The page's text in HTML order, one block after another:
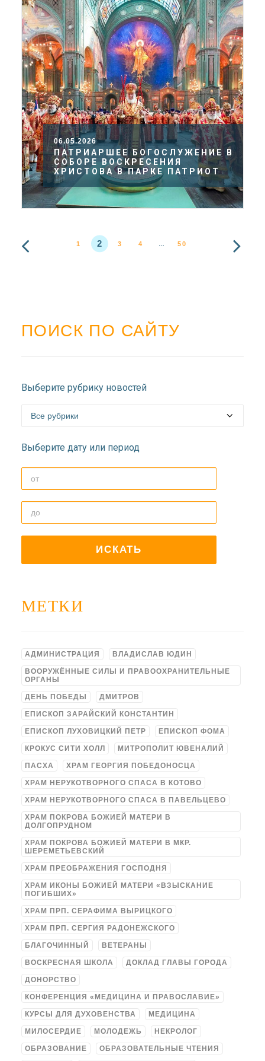
06.05.2026
ПАТРИАРШЕЕ БОГОСЛУЖЕНИЕ В
СОБОРЕ ВОСКРЕСЕНИЯ
ХРИСТОВА В ПАРКЕ ПАТРИОТ
1 2 3 4 … 50
ПОИСК ПО САЙТУ
Выберите рубрику новостей
Выберите дату или период
МЕТКИ
АДМИНИСТРАЦИЯ ВЛАДИСЛАВ ЮДИН
ВООРУЖЁННЫЕ СИЛЫ И ПРАВООХРАНИТЕЛЬНЫЕ
ОРГАНЫ
ДЕНЬ ПОБЕДЫ ДМИТРОВ
ЕПИСКОП ЗАРАЙСКИЙ КОНСТАНТИН
ЕПИСКОП ЛУХОВИЦКИЙ ПЕТР ЕПИСКОП ФОМА
КРОКУС СИТИ ХОЛЛ МИТРОПОЛИТ ЮВЕНАЛИЙ
ПАСХА ХРАМ ГЕОРГИЯ ПОБЕДОНОСЦА
ХРАМ НЕРУКОТВОРНОГО СПАСА В КОТОВО
ХРАМ НЕРУКОТВОРНОГО СПАСА В ПАВЕЛЬЦЕВО
ХРАМ ПОКРОВА БОЖИЕЙ МАТЕРИ В
ДОЛГОПРУДНОМ
ХРАМ ПОКРОВА БОЖИЕЙ МАТЕРИ В МКР.
ШЕРЕМЕТЬЕВСКИЙ
ХРАМ ПРЕОБРАЖЕНИЯ ГОСПОДНЯ
ХРАМ ИКОНЫ БОЖИЕЙ МАТЕРИ «ВЗЫСКАНИЕ
ПОГИБШИХ»
ХРАМ ПРП. СЕРАФИМА ВЫРИЦКОГО
ХРАМ ПРП. СЕРГИЯ РАДОНЕЖСКОГО
БЛАГОЧИННЫЙ ВЕТЕРАНЫ
ВОСКРЕСНАЯ ШКОЛА ДОКЛАД ГЛАВЫ ГОРОДА
ДОНОРСТВО
КОНФЕРЕНЦИЯ «МЕДИЦИНА И ПРАВОСЛАВИЕ»
КУРСЫ ДЛЯ ДУХОВЕНСТВА МЕДИЦИНА
МИЛОСЕРДИЕ МОЛОДЕЖЬ НЕКРОЛОГ
ОБРАЗОВАНИЕ ОБРАЗОВАТЕЛЬНЫЕ ЧТЕНИЯ